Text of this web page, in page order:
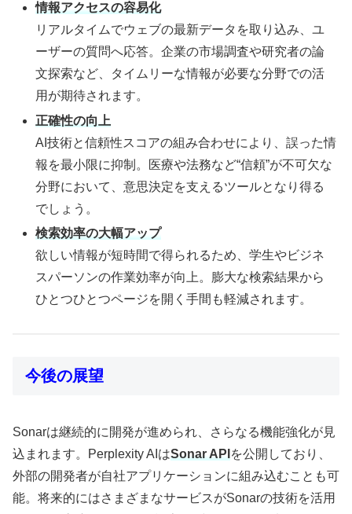
情報アクセスの容易化
リアルタイムでウェブの最新データを取り込み、ユ
ーザーの質問へ応答。企業の市場調査や研究者の論
文探索など、タイムリーな情報が必要な分野での活
用が期待されます。
正確性の向上
AI技術と信頼性スコアの組み合わせにより、誤った情
報を最小限に抑制。医療や法務など“信頼”が不可欠な
分野において、意思決定を支えるツールとなり得る
でしょう。
検索効率の大幅アップ
欲しい情報が短時間で得られるため、学生やビジネ
スパーソンの作業効率が向上。膨大な検索結果から
ひとつひとつページを開く手間も軽減されます。
今後の展望
Sonarは継続的に開発が進められ、さらなる機能強化が見
込まれます。Perplexity AIはSonar API を公開しており、
外部の開発者が自社アプリケーションに組み込むことも可
能。将来的にはさまざまなサービスがSonarの技術を活用